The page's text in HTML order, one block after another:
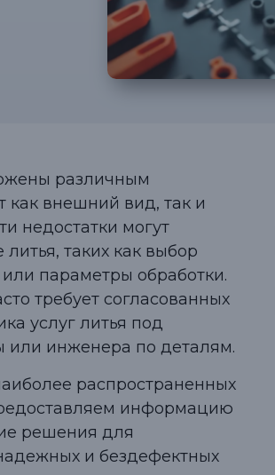
различным
как внешний вид, так и
недостатки могут
таких как выбор
параметры обработки.
требует согласованных
услуг литья под
инженера по деталям.
распространенных
информацию
решения для
и бездефектных